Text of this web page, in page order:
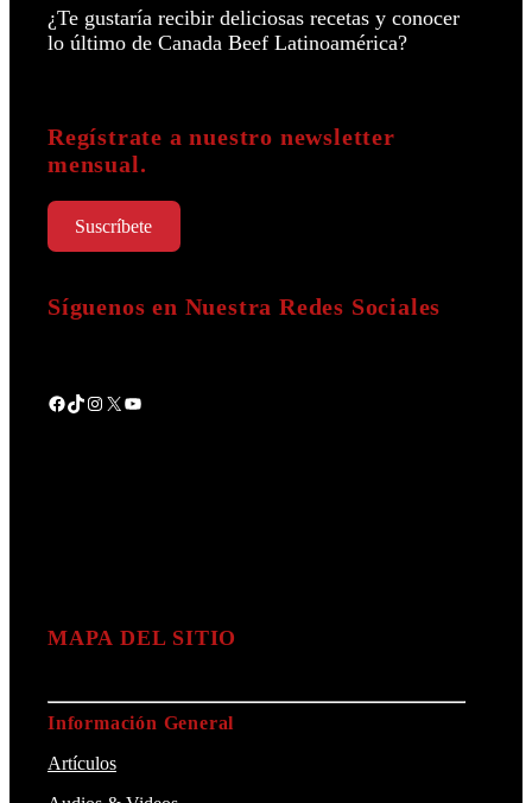
¿Te gustaría recibir deliciosas recetas y conocer
lo último de Canada Beef Latinoamérica?
Regístrate a nuestro newsletter
mensual.
Suscríbete
Síguenos en Nuestra Redes Sociales
Facebook
TikTok
Instagram
X YouTube
MAPA DEL SITIO
Información General
Artículos